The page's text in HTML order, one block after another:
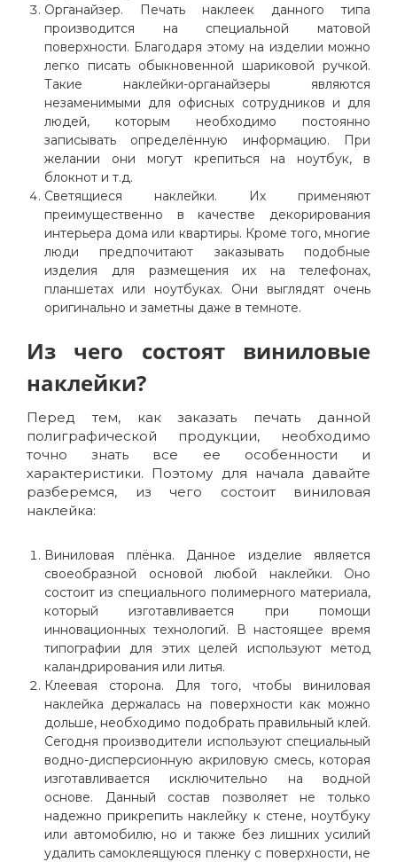
Органайзер. Печать наклеек данного типа
производится на специальной матовой
поверхности. Благодаря этому на изделии можно
легко писать обыкновенной шариковой ручкой.
Такие наклейки-органайзеры являются
незаменимыми для офисных сотрудников и для
людей, которым необходимо постоянно
записывать определённую информацию. При
желании они могут крепиться на ноутбук, в
блокнот и т.д.
Светящиеся наклейки. Их применяют
преимущественно в качестве декорирования
интерьера дома или квартиры. Кроме того, многие
люди предпочитают заказывать подобные
изделия для размещения их на телефонах,
планшетах или ноутбуках. Они выглядят очень
оригинально и заметны даже в темноте.
Из чего состоят виниловые
наклейки?
Перед тем, как заказать печать данной
полиграфической продукции, необходимо
точно знать все ее особенности и
характеристики. Поэтому для начала давайте
разберемся, из чего состоит виниловая
наклейка:
Виниловая плёнка. Данное изделие является
своеобразной основой любой наклейки. Оно
состоит из специального полимерного материала,
который изготавливается при помощи
инновационных технологий. В настоящее время
типографии для этих целей используют метод
каландрирования или литья.
Клеевая сторона. Для того, чтобы виниловая
наклейка держалась на поверхности как можно
дольше, необходимо подобрать правильный клей.
Сегодня производители используют специальный
водно-дисперсионную акриловую смесь, которая
изготавливается исключительно на водной
основе. Данный состав позволяет не только
надежно прикрепить наклейку к стене, ноутбуку
или автомобилю, но и также без лишних усилий
удалить самоклеящуюся пленку с поверхности, не